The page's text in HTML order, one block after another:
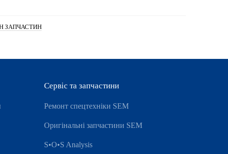
ЗАПЧАСТИН
Сервіс та запчастини
Ремонт спецтехніки SEM
Оригінальні запчастини SEM
S•O•S Analysis